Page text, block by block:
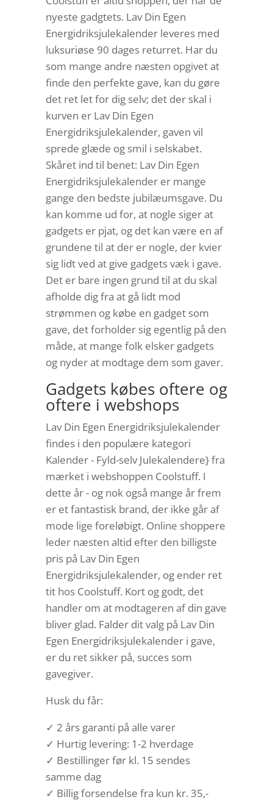
nyeste gadgtets. Lav Din Egen
Energidriksjulekalender leveres med
luksuriøse 90 dages returret. Har du
som mange andre næsten opgivet at
finde den perfekte gave, kan du gøre
det ret let for dig selv; det der skal i
kurven er Lav Din Egen
Energidriksjulekalender, gaven vil
sprede glæde og smil i selskabet.
Skåret ind til benet: Lav Din Egen
Energidriksjulekalender er mange
gange den bedste jubilæumsgave. Du
kan komme ud for, at nogle siger at
gadgets er pjat, og det kan være en af
grundene til at der er nogle, der kvier
sig lidt ved at give gadgets væk i gave.
Det er bare ingen grund til at du skal
afholde dig fra at gå lidt mod
strømmen og købe en gadget som
gave, det forholder sig egentlig på den
måde, at mange folk elsker gadgets
og nyder at modtage dem som gaver.
Gadgets købes oftere og
oftere i webshops
Lav Din Egen Energidriksjulekalender
findes i den populære kategori
Kalender - Fyld-selv Julekalendere} fra
mærket i webshoppen Coolstuff. I
dette år - og nok også mange år frem
er et fantastisk brand, der ikke går af
mode lige foreløbigt. Online shoppere
leder næsten altid efter den billigste
pris på Lav Din Egen
Energidriksjulekalender, og ender ret
tit hos Coolstuff. Kort og godt, det
handler om at modtageren af din gave
bliver glad. Falder dit valg på Lav Din
Egen Energidriksjulekalender i gave,
er du ret sikker på, succes som
gavegiver.
Husk du får:
✓ 2 års garanti på alle varer
✓ Hurtig levering: 1-2 hverdage
✓ Bestillinger før kl. 15 sendes
samme dag
✓ Billig forsendelse fra kun kr. 35,-